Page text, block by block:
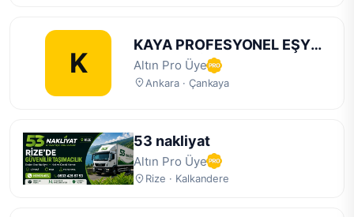
K
KAYA PROFESYONEL EŞYA
TRANFERİ
Altın Pro Üye
Ankara · Çankaya
53 nakliyat
Altın Pro Üye
Rize · Kalkandere